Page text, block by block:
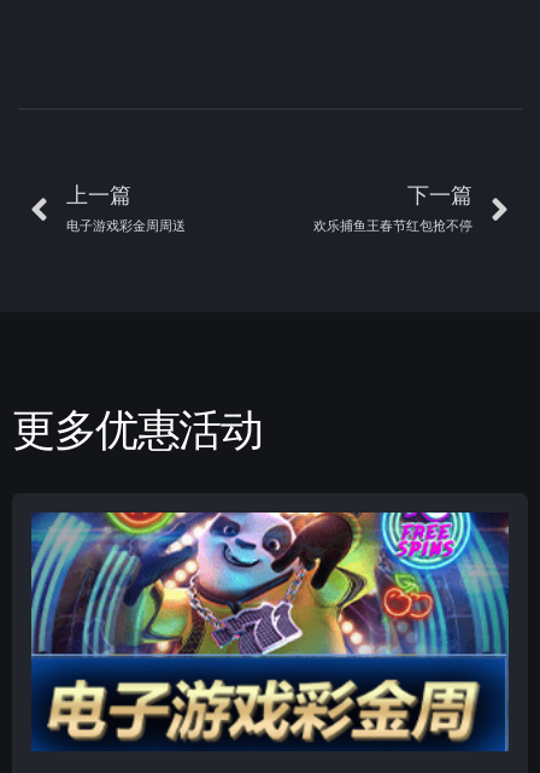
上一篇
电子游戏彩金周周送
下一篇
欢乐捕鱼王春节红包抢不停
更多优惠活动